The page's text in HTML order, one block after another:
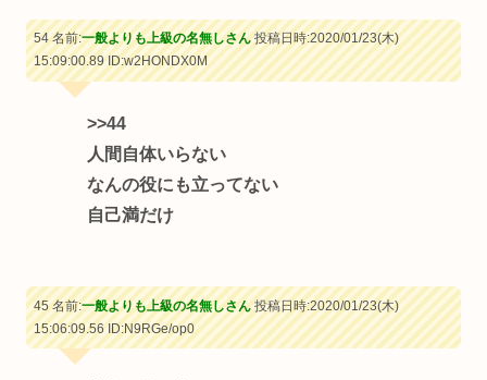
54 名前:一般よりも上級の名無しさん投稿日時:2020/01/23(木)
15:09:00.89ID:w2HONDX0M
>>44
人間自体いらない
なんの役にも立ってない
自己満だけ
45 名前:一般よりも上級の名無しさん投稿日時:2020/01/23(木)
15:06:09.56ID:N9RGe/op0